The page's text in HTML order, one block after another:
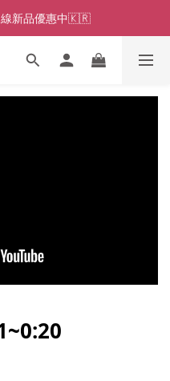
線新品優惠中🇰🇷